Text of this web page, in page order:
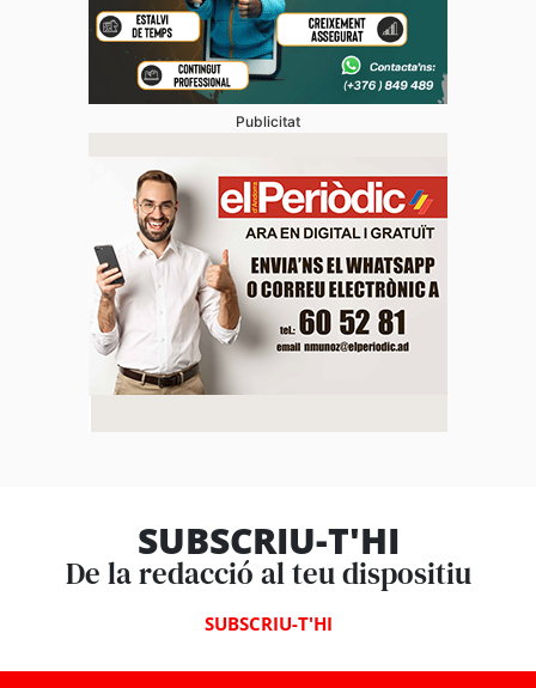
Publicitat
SUBSCRIU-T'HI
De la redacció al teu dispositiu
SUBSCRIU-T'HI